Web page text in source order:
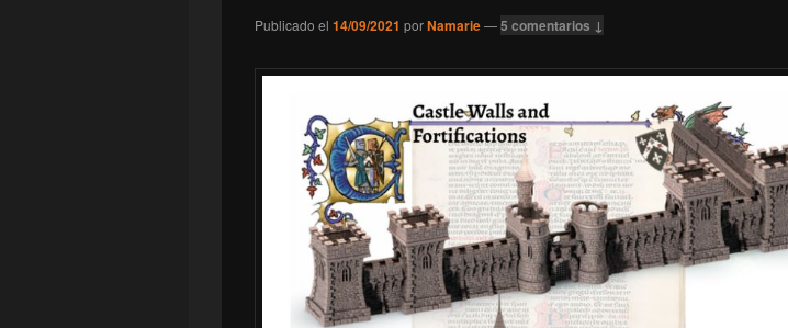
Publicado el 14/09/2021 porNamarie—5 comentarios ↓